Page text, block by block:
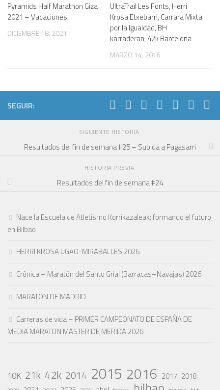
Pyramids Half Marathon Giza
2021 – Vacaciones
DICIEMBRE 18, 2021
UltraTrail Les Fonts, Herri
Krosa Etxebarri, Carrara Mixta
por la Igualdad, BH
karraderan, 42k Barcelona
MARZO 14, 2016
SEGUIR:
SIGUIENTE HISTORIA
Resultados del fin de semana #25 – Subida a Pagasarri
HISTORIA PREVIA
Resultados del fin de semana #24
Nace la Escuela de Atletismo Korrikazaleak: formando el futuro
en Bilbao
HERRI KROSA UGAO-MIRABALLES 2026
Crónica – Maratón del Santo Grial (Barracas–Navajas) 2026
MARATON DE MADRID
Carreras de vida – PRIMER CAMPEONATO DE ESPAÑA DE
MEDIA MARATON MASTER DE MERIDA 2026
10K 21k 42k 2014 2015 2016 2017 2018